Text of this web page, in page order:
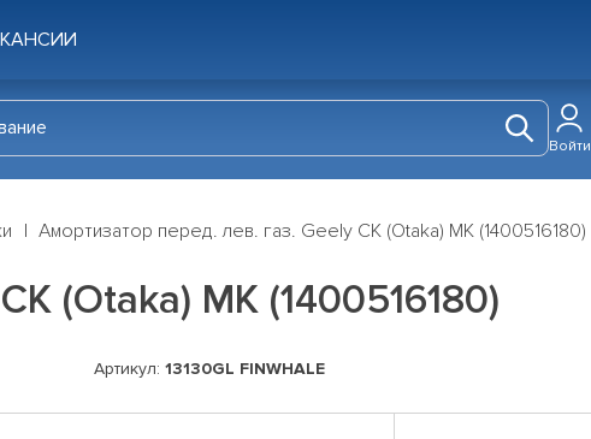
Войти
Амортизатор перед. лев. газ. Geely CK (Otaka) MK (1400516180)
(Otaka) MK (1400516180)
Артикул: 13130GL FINWHALE